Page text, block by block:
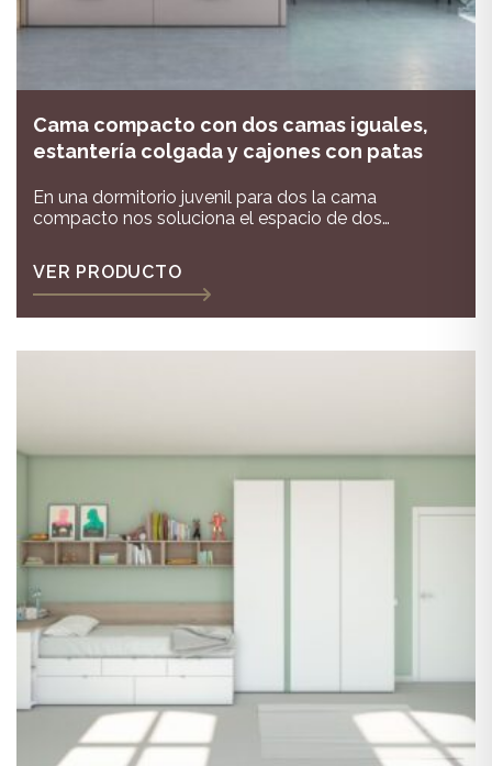
Cama compacto con dos camas iguales,
estantería colgada y cajones con patas
En una dormitorio juvenil para dos la cama
compacto nos soluciona el espacio de dos
tiene la misma medida la cama de arriba que la de
abajo
VER PRODUCTO